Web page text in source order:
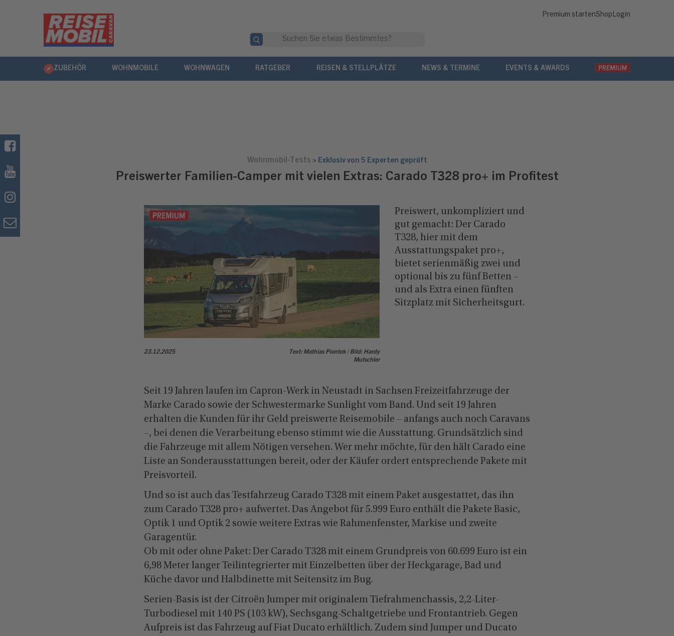
Premium startenShop Login
ZUBEHÖR WOHNMOBILE WOHNWAGEN RATGEBER REISEN & STELLPLÄTZE NEWS & TERMINE EVENTS & AWARDS
Wohnmobil-Tests > Exklusiv von 5 Experten geprüft
Preiswerter Familien-Camper mit vielen Extras: Carado T328 pro+ im Profitest
23.12.2025
Text: Mathias Piontek | Bild: Hardy
Mutschler
Preiswert, unkompliziert und
gut gemacht: Der Carado
T328, hier mit dem
Ausstattungspaket pro+,
bietet serienmäßig zwei und
optional bis zu fünf Betten –
und als Extra einen fünften
Sitzplatz mit Sicherheitsgurt.
Seit 19 Jahren laufen im Capron-Werk in Neustadt in Sachsen Freizeitfahrzeuge der
Marke Carado sowie der Schwestermarke Sunlight vom Band. Und seit 19 Jahren
erhalten die Kunden für ihr Geld preiswerte Reisemobile – anfangs auch noch Caravans
–, bei denen die Verarbeitung ebenso stimmt wie die Ausstattung. Grundsätzlich sind
die Fahrzeuge mit allem Nötigen versehen. Wer mehr möchte, für den hält Carado eine
Liste an Sonderausstattungen bereit, oder der Käufer ordert entsprechende Pakete mit
Preisvorteil.
Und so ist auch das Testfahrzeug Carado T328 mit einem Paket ausgestattet, das ihn
zum Carado T328 pro+ aufwertet. Das Angebot für 5.999 Euro enthält die Pakete Basic,
Optik 1 und Optik 2 sowie weitere Extras wie Rahmenfenster, Markise und zweite
Garagentür.
Ob mit oder ohne Paket: Der Carado T328 mit einem Grundpreis von 60.699 Euro ist ein
6,98 Meter langer Teilintegrierter mit Einzelbetten über der Heckgarage, Bad und
Küche davor und Halbdinette mit Seitensitz im Bug.
Serien-Basis ist der Citroën Jumper mit originalem Tiefrahmenchassis, 2,2-Liter-
Turbodiesel mit 140 PS (103 kW), Sechsgang-Schaltgetriebe und Frontantrieb. Gegen
Aufpreis ist das Fahrzeug auf Fiat Ducato erhältlich. Zudem sind Jumper und Ducato